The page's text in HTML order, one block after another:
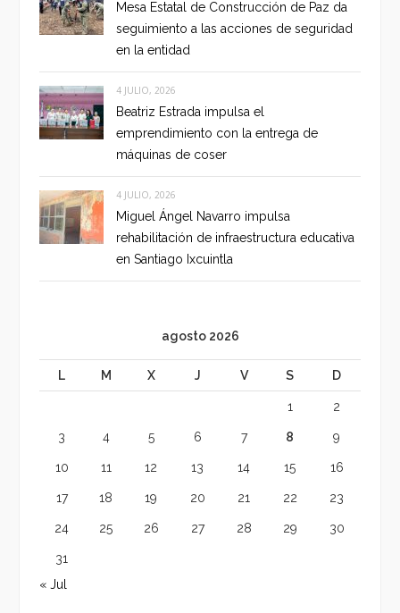
Mesa Estatal de Construcción de Paz da
seguimiento a las acciones de seguridad
en la entidad
4 JULIO, 2026
Beatriz Estrada impulsa el
emprendimiento con la entrega de
máquinas de coser
4 JULIO, 2026
Miguel Ángel Navarro impulsa
rehabilitación de infraestructura educativa
en Santiago Ixcuintla
agosto 2026
L M X J V S D
1 2
3 4 5 6 7 8 9
10 11 12 13 14 15 16
17 18 19 20 21 22 23
24 25 26 27 28 29 30
31
« Jul